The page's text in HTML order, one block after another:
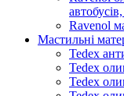
Ravenol
Мастильні
Tedex
Tedex
Tedex